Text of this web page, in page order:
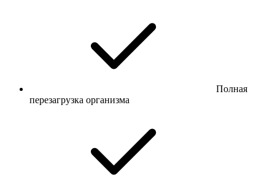
Полная
перезагрузка организма